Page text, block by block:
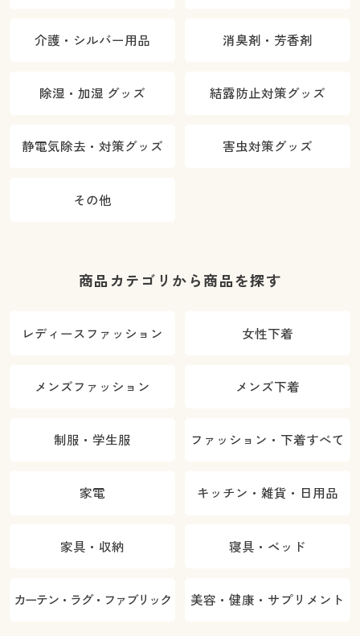
介護・シルバー用品 消臭剤・芳香剤
除湿・加湿 グッズ 結露防止対策グッズ
静電気除去・対策グッズ 害虫対策グッズ
その他
商品カテゴリから商品を探す
レディースファッション 女性下着
メンズファッション メンズ下着
制服・学生服 ファッション・下着すべて
家電 キッチン・雑貨・日用品
家具・収納 寝具・ベッド
カーテン・ラグ・ファブリック 美容・健康・サプリメント